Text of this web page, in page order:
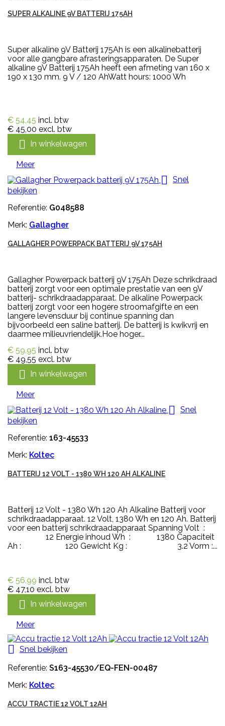
SUPER ALKALINE 9V BATTERIJ 175AH
Super alkaline 9V Batterij 175Ah is een alkalinebatterij
voor alle gangbare afrasteringsapparaten. De Super
alkaline 9V Batterij 175Ah heeft een afmeting van 160 x
190 x 130 mm. 9 V / 120 AhWatt hours: 1000 Wh
€ 54,45 incl. btw
€ 45,00 excl. btw
 In winkelwagen
Meer
 Snel
bekijken
Referentie: G048588
Merk: Gallagher
GALLAGHER POWERPACK BATTERIJ 9V 175AH
Gallagher Powerpack batterij 9V 175Ah Deze schrikdraad
batterij zorgt voor een optimale prestatie van een 9V
batterij- schrikdraadapparaat. De alkaline Powerpack
batterij zorgt voor een hogere stroomafgifte en een
langere levensduur bij continue spanning dan
bijvoorbeeld een saline batterij. De batterij is kwikvrij en
daarmee milieuvriendelijk.Hoe hoger...
€ 59,95 incl. btw
€ 49,55 excl. btw
 In winkelwagen
Meer
 Snel
bekijken
Referentie: 163-45533
Merk: Koltec
BATTERIJ 12 VOLT - 1380 WH 120 AH ALKALINE
Batterij 12 Volt - 1380 Wh 120 Ah Alkaline Batterij voor
schrikdraadapparaat. 12 Volt, 1380 Wh en 120 Ah. Batterij
voor een batterij schrikdraadapparaat Spanning Volt :
12 Energie inhoud Wh : 1380 Capaciteit
Ah : 120 Gewicht Kg : 3.2 Vorm :...
€ 56,99 incl. btw
€ 47,10 excl. btw
 In winkelwagen
Meer

Snel bekijken
Referentie: S163-45530/EQ-FEN-00487
Merk: Koltec
ACCU TRACTIE 12 VOLT 12AH